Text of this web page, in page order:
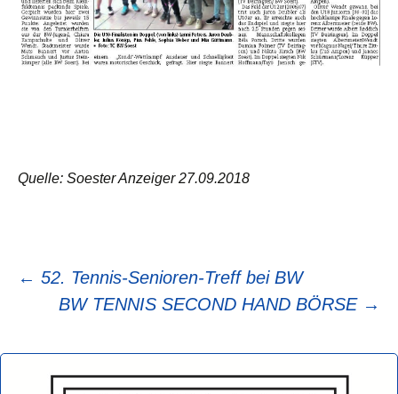
Quelle: Soester Anzeiger 27.09.2018
Beitragsnavigation
← 52. Tennis-Senioren-Treff bei BW
BW TENNIS SECOND HAND BÖRSE →